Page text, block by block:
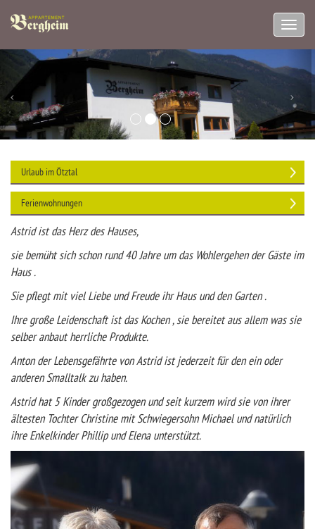
Urlaub im Ötztal
Ferienwohnungen
Astrid ist das Herz des Hauses,
sie bemüht sich schon rund 40 Jahre um das Wohlergehen der Gäste im
Haus .
Sie pflegt mit viel Liebe und Freude ihr Haus und den Garten .
Ihre große Leidenschaft ist das Kochen , sie bereitet aus allem was sie
selber anbaut herrliche Produkte.
Anton der Lebensgefährte von Astrid ist jederzeit für den ein oder
anderen Smalltalk zu haben.
Astrid hat 5 Kinder großgezogen und seit kurzem wird sie von ihrer
ältesten Tochter Christine mit Schwiegersohn Michael und natürlich
ihre Enkelkinder Phillip und Elena unterstützt.